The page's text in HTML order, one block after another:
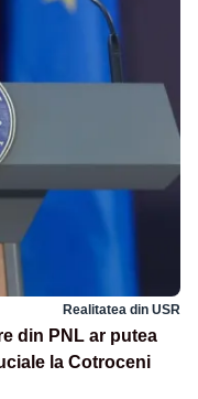
Realitatea din USR
din PNL ar putea
la Cotroceni